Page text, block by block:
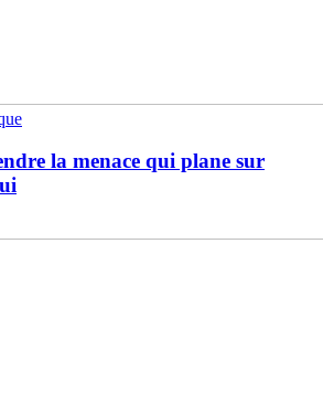
la menace qui plane sur